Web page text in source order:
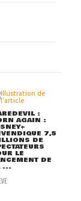
:
AGAIN :
7,5
DE
LE
DE
...